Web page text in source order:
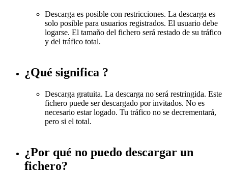
Descarga es posible con restricciones. La descarga es
solo posible para usuarios registrados. El usuario debe
logarse. El tamaño del fichero será restado de su tráfico
y del tráfico total.
¿Qué significa ?
Descarga gratuita. La descarga no será restringida. Este
fichero puede ser descargado por invitados. No es
necesario estar logado. Tu tráfico no se decrementará,
pero si el total.
¿Por qué no puedo descargar un
fichero?